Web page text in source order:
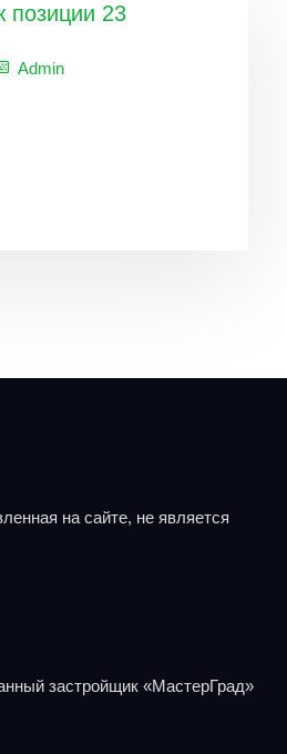
позиции 23
Admin
на сайте, не является
застройщик «МастерГрад»